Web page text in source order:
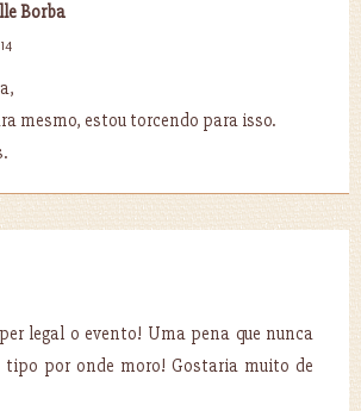
Borba
mesmo, estou torcendo para isso.
legal o evento! Uma pena que nunca
tipo por onde moro! Gostaria muito de